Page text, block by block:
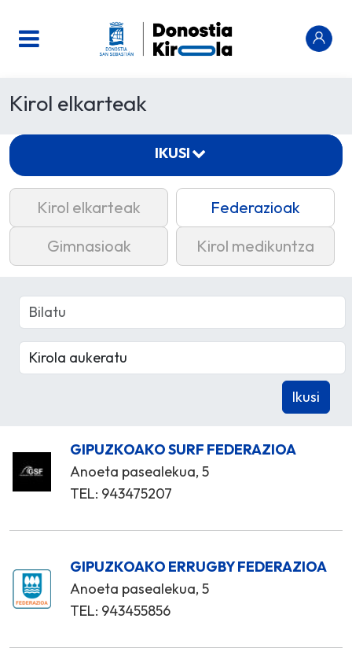
Kirol elkarteak
Kirol elkarteak
Federazioak
Gimnasioak
Kirol medikuntza
GIPUZKOAKO SURF FEDERAZIOA
Anoeta pasealekua, 5
TEL: 943475207
GIPUZKOAKO ERRUGBY FEDERAZIOA
Anoeta pasealekua, 5
TEL: 943455856
IKUSI